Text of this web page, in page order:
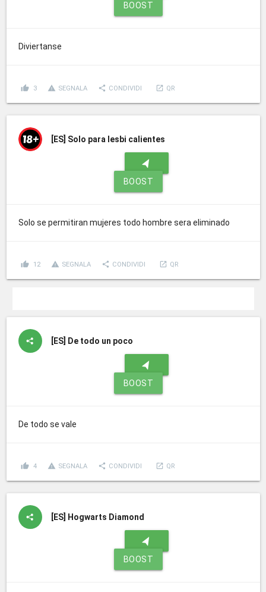
BOOST
Diviertanse
thumb_up 3 report_problem SEGNALA share CONDIVIDI launch QR
[ES] Solo para lesbi calientes
navigation
BOOST
Solo se permitiran mujeres todo hombre sera eliminado
thumb_up 12 report_problem SEGNALA share CONDIVIDI launch QR
[ES] De todo un poco
navigation
BOOST
De todo se vale
thumb_up 4 report_problem SEGNALA share CONDIVIDI launch QR
[ES] Hogwarts Diamond
navigation
BOOST